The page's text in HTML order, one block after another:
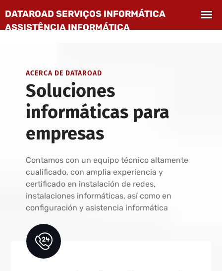
ACERCA DE DATAROAD
Soluciones
informáticas para
empresas
Contamos con un equipo técnico altamente
cualificado, con amplia experiencia y
certificado en instalación de redes,
instalaciones informáticas, así como en
configuración y asistencia informática